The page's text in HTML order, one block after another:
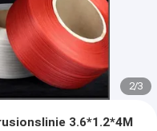
2/3
3.6*1.2*4M